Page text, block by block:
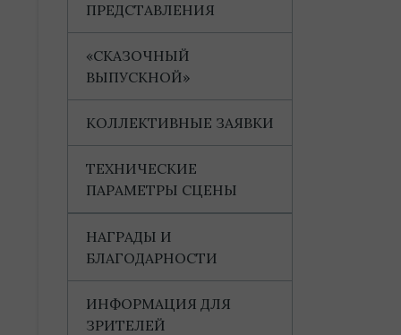
ПРЕДСТАВЛЕНИЯ
«СКАЗОЧНЫЙ
ВЫПУСКНОЙ»
КОЛЛЕКТИВНЫЕ ЗАЯВКИ
ТЕХНИЧЕСКИЕ
ПАРАМЕТРЫ СЦЕНЫ
НАГРАДЫ И
БЛАГОДАРНОСТИ
ИНФОРМАЦИЯ ДЛЯ
ЗРИТЕЛЕЙ